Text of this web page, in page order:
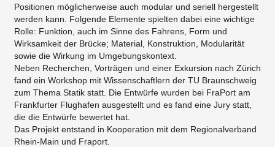
Positionen möglicherweise auch modular und seriell hergestellt
werden kann. Folgende Elemente spielten dabei eine wichtige
Rolle: Funktion, auch im Sinne des Fahrens, Form und
Wirksamkeit der Brücke; Material, Konstruktion, Modularität
sowie die Wirkung im Umgebungskontext.
Neben Recherchen, Vorträgen und einer Exkursion nach Zürich
fand ein Workshop mit Wissenschaftlern der TU Braunschweig
zum Thema Statik statt. Die Entwürfe wurden bei FraPort am
Frankfurter Flughafen ausgestellt und es fand eine Jury statt,
die die Entwürfe bewertet hat.
Das Projekt entstand in Kooperation mit dem Regionalverband
Rhein-Main und Fraport.